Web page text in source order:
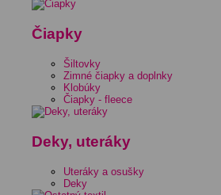
Čiapky
Šiltovky
Zimné čiapky a doplnky
Klobúky
Čiapky - fleece
Deky, uteráky
Uteráky a osušky
Deky